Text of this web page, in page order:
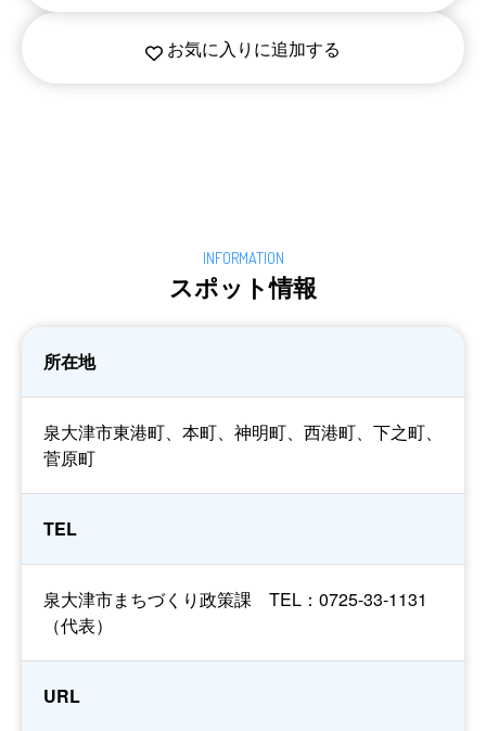
お気に入りに追加する
スポット情報
所在地
泉大津市東港町、本町、神明町、西港町、下之町、
菅原町
TEL
泉大津市まちづくり政策課 TEL：0725-33-1131
（代表）
URL